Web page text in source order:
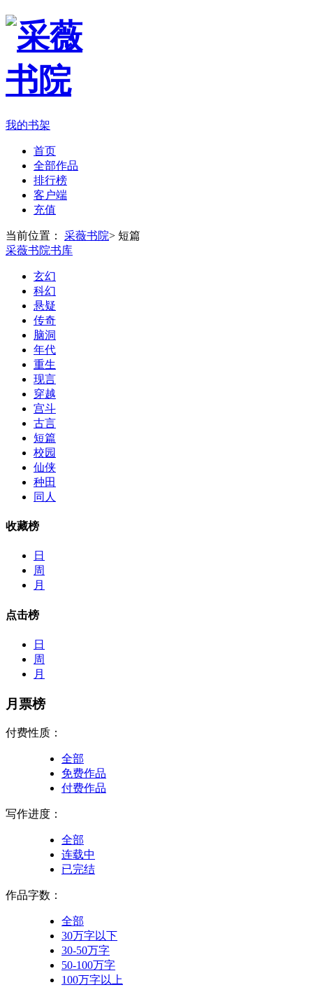
我的书架
首页
全部作品
排行榜
客户端
充值
当前位置： 采薇书院> 短篇
采薇书院书库
玄幻
科幻
悬疑
传奇
脑洞
年代
重生
现言
穿越
宫斗
古言
短篇
校园
仙侠
种田
同人
收藏榜
日
周
月
点击榜
日
周
月
月票榜
付费性质：
全部
免费作品
付费作品
写作进度：
全部
连载中
已完结
作品字数：
全部
30万字以下
30-50万字
50-100万字
100万字以上